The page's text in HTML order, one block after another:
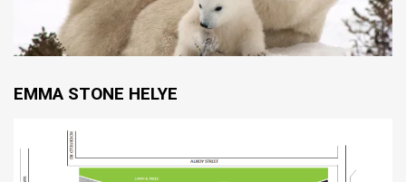
EMMA STONE HELYE